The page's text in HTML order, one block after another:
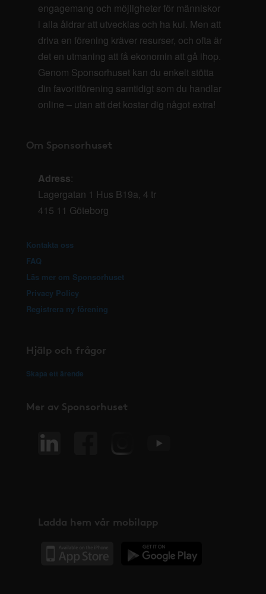
engagemang och möjligheter för människor
i alla åldrar att utvecklas och ha kul. Men att
driva en förening kräver resurser, och ofta är
det en utmaning att få ekonomin att gå ihop.
Genom Sponsorhuset kan du enkelt stötta
din favoritförening samtidigt som du handlar
online – utan att det kostar dig något extra!
Om Sponsorhuset
Adress:
Lagergatan 1 Hus B19a, 4 tr
415 11 Göteborg
Kontakta oss
FAQ
Läs mer om Sponsorhuset
Privacy Policy
Registrera ny förening
Hjälp och frågor
Skapa ett ärende
Mer av Sponsorhuset
Ladda hem vår mobilapp